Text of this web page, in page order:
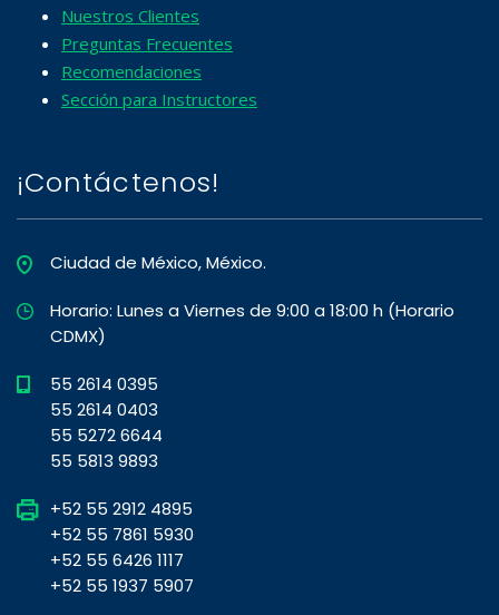
Nuestros Clientes
Preguntas Frecuentes
Recomendaciones
Sección para Instructores
¡Contáctenos!
Ciudad de México, México.
Horario: Lunes a Viernes de 9:00 a 18:00 h (Horario
CDMX)
55 2614 0395
55 2614 0403
55 5272 6644
55 5813 9893
+52 55 2912 4895
+52 55 7861 5930
+52 55 6426 1117
+52 55 1937 5907